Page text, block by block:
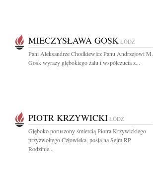
MIECZYSŁAWA GOSK ŁÓDŹ
Pani Aleksandrze Chodkiewicz Panu Andrzejowi M.
Gosk wyrazy głębokiego żalu i współczucia z...
PIOTR KRZYWICKI ŁÓDŹ
Głęboko poruszony śmiercią Piotra Krzywickiego
przyzwoitego Człowieka, posła na Sejm RP
Rodzinie...